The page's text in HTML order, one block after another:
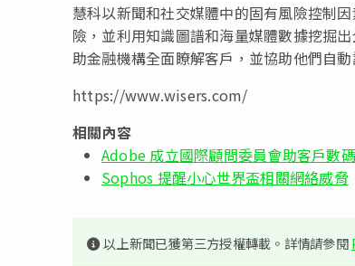
慧科以新聞和社交媒體中的固有風險控制
險，並利用知識圖譜和海量媒體數據挖掘
助金融機構全面瞭解客戶，並協助他們自
https://www.wisers.com/
相關內容
Adobe 成立國際顧問委員會助客戶數
Sophos 提醒小心世界盃相關網絡威脅
以上新聞已獲第三方授權轉載。詳情請參閱